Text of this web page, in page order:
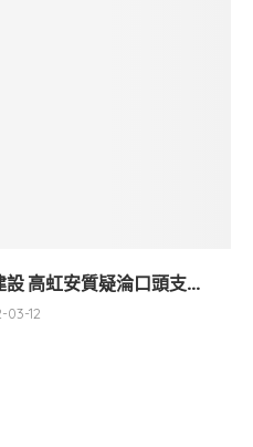
高虹安質疑淪口頭支...
03-12